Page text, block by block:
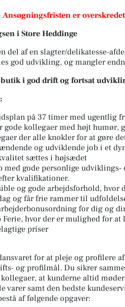
Ansøgningsfristen er overskredet
i Store Heddinge
del af en slagter/delikatesse-
god udvikling, og mangler
i god drift og fortsat
på 37 timer med ugentlig
gode kollegaer med højt humør,
der alle knokler for at gøre
og udviklende job i et
sættes i højsædet
med gode personlige
kvalifikationer.
og gode arbejdsforhold,
og får frie rammer til
for dig og
Ferie, hvor der er mulighed for
priser
for at pleje og profilere
og profilmål. Du sikrer
at kunderne altid
varer samt den bedste
af følgende opgaver: